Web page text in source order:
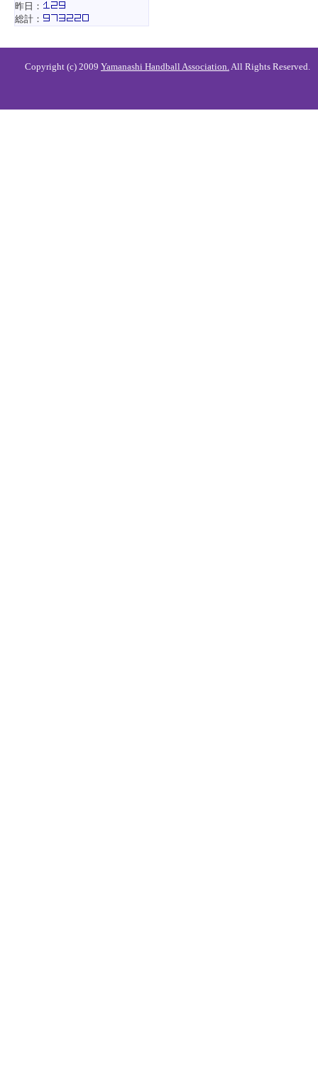
昨日：
総計：
Copyright (c) 2009 Yamanashi Handball Association.All Rights Reserved.